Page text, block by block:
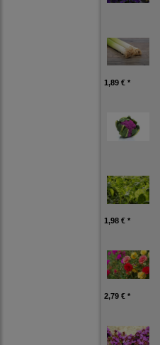
1,89 € *
1,98 € *
2,79 € *